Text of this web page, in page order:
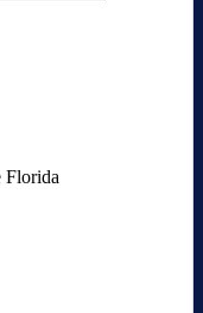
Florida